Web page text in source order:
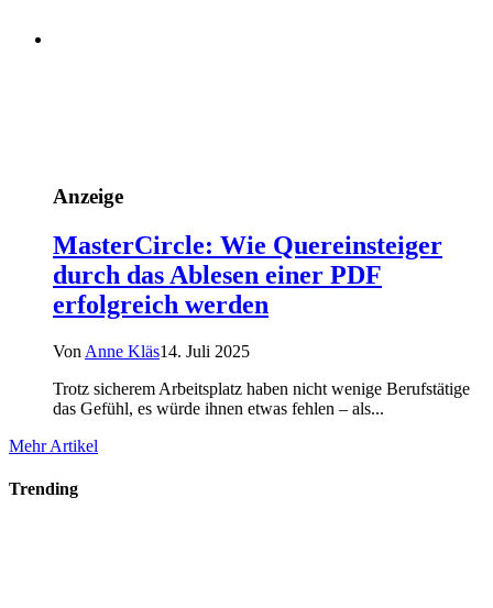
Anzeige
MasterCircle: Wie Quereinsteiger
durch das Ablesen einer PDF
erfolgreich werden
Von Anne Kläs14. Juli 2025
Trotz sicherem Arbeitsplatz haben nicht wenige Berufstätige
das Gefühl, es würde ihnen etwas fehlen – als...
Mehr Artikel
Trending